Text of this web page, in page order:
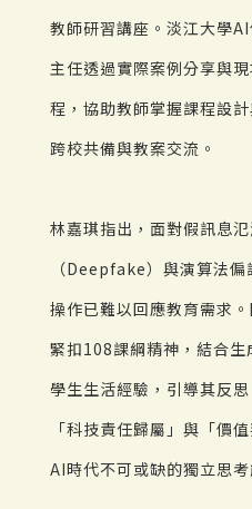
教師研習講座。淡江大學
主任透過實際案例分享與
程，協助教師掌握課程設
跨校共備與教案交流。
林嘉琪指出，面對假訊息
（Deepfake）與演算法
操作已難以回應教育需求
緊扣108課綱精神，結合
學生生活經驗，引導其反
「科技責任歸屬」與「價
AI時代不可或缺的獨立思考